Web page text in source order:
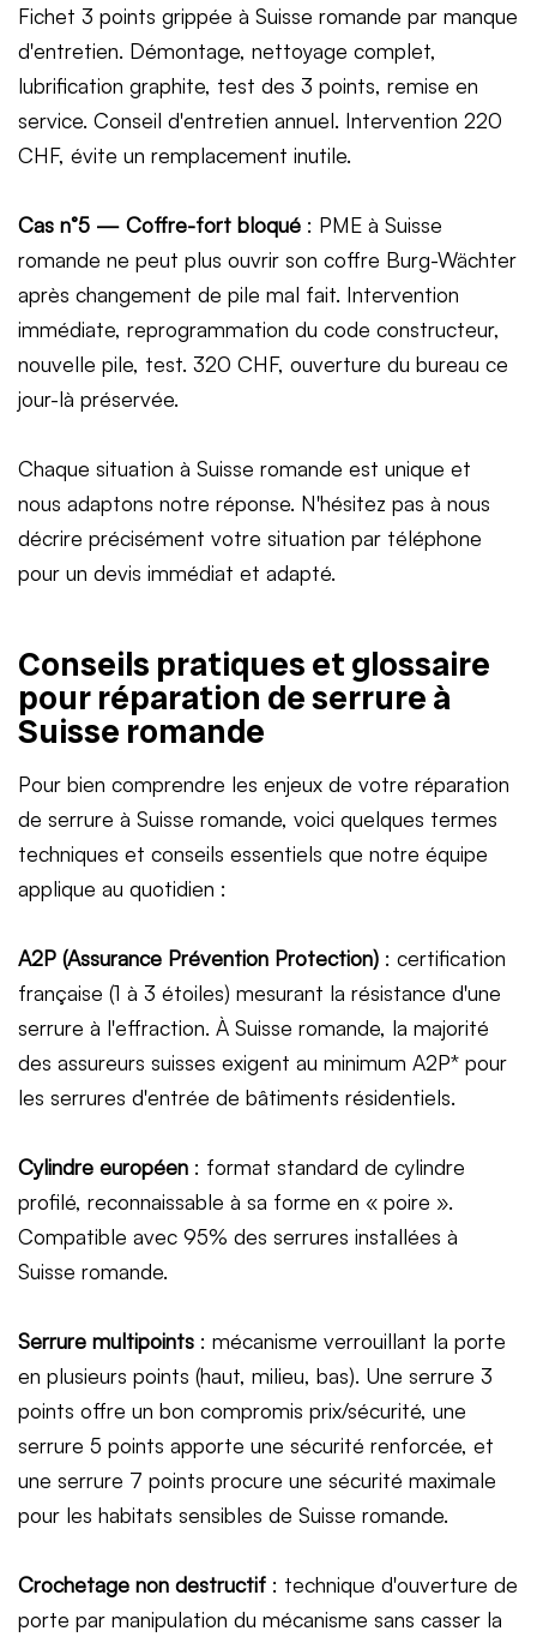
Fichet 3 points grippée à Suisse romande par manque
d'entretien. Démontage, nettoyage complet,
lubrification graphite, test des 3 points, remise en
service. Conseil d'entretien annuel. Intervention 220
CHF, évite un remplacement inutile.
Cas n°5 — Coffre-fort bloqué : PME à Suisse
romande ne peut plus ouvrir son coffre Burg-Wächter
après changement de pile mal fait. Intervention
immédiate, reprogrammation du code constructeur,
nouvelle pile, test. 320 CHF, ouverture du bureau ce
jour-là préservée.
Chaque situation à Suisse romande est unique et
nous adaptons notre réponse. N'hésitez pas à nous
décrire précisément votre situation par téléphone
pour un devis immédiat et adapté.
Conseils pratiques et glossaire
pour réparation de serrure à
Suisse romande
Pour bien comprendre les enjeux de votre réparation
de serrure à Suisse romande, voici quelques termes
techniques et conseils essentiels que notre équipe
applique au quotidien :
A2P (Assurance Prévention Protection) : certification
française (1 à 3 étoiles) mesurant la résistance d'une
serrure à l'effraction. À Suisse romande, la majorité
des assureurs suisses exigent au minimum A2P* pour
les serrures d'entrée de bâtiments résidentiels.
Cylindre européen : format standard de cylindre
profilé, reconnaissable à sa forme en « poire ».
Compatible avec 95% des serrures installées à
Suisse romande.
Serrure multipoints : mécanisme verrouillant la porte
en plusieurs points (haut, milieu, bas). Une serrure 3
points offre un bon compromis prix/sécurité, une
serrure 5 points apporte une sécurité renforcée, et
une serrure 7 points procure une sécurité maximale
pour les habitats sensibles de Suisse romande.
Crochetage non destructif : technique d'ouverture de
porte par manipulation du mécanisme sans casser la